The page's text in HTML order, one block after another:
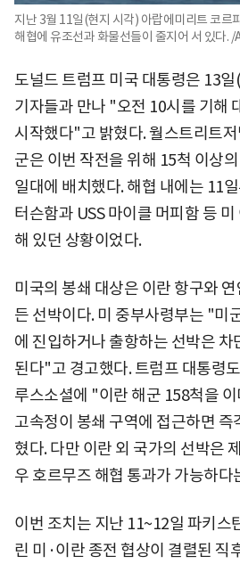
지난 3월 11일(현지 시각) 아랍에미리트 코르
해협에 유조선과 화물선들이 줄지어 서 있다. /
도널드 트럼프 미국 대통령은 13
기자들과 만나 "오전 10시를 기해
시작했다"고 밝혔다. 월스트리트
군은 이번 작전을 위해 15척 이상
일대에 배치했다. 해협 내에는 11
터슨함과 USS 마이클 머피함 등
해 있던 상황이었다.
미국의 봉쇄 대상은 이란 항구와
든 선박이다. 미 중부사령부는 "미
에 진입하거나 출항하는 선박은
된다"고 경고했다. 트럼프 대통령
루스소셜에 "이란 해군 158척을
고속정이 봉쇄 구역에 접근하면
혔다. 다만 이란 외 국가의 선박은
우 호르무즈 해협 통과가 가능하다
이번 조치는 지난 11~12일 파키스
린 미·이란 종전 협상이 결렬된 직